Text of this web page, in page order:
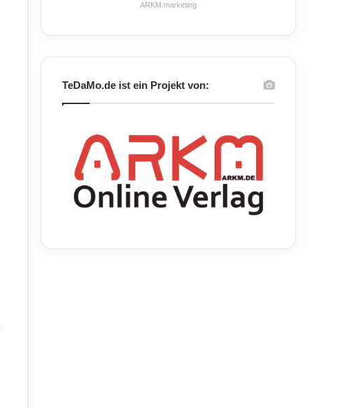
ARKM.marketing
TeDaMo.de ist ein Projekt von: